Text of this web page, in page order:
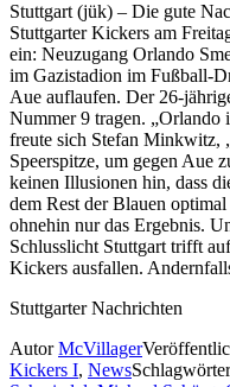
Stuttgart (jük) – Die gute
Stuttgarter Kickers am
ein: Neuzugang Orlando
im Gazistadion im Fußball-
Aue auflaufen. Der 26-
Nummer 9 tragen. „Orlando
freute sich Stefan Minkwitz,
Speerspitze, um gegen Aue
keinen Illusionen hin, dass
dem Rest der Blauen
ohnehin nur das Ergebnis.
Schlusslicht Stuttgart trifft
Kickers ausfallen.
Stuttgarter Nachrichten
AutorMcVillager
Kickers I, News